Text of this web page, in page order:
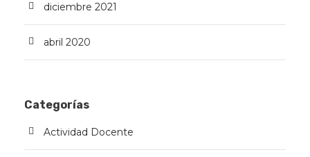
diciembre 2021
abril 2020
Categorías
Actividad Docente